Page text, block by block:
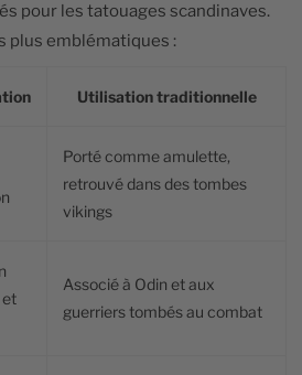
pour les tatouages scandinaves.
plus emblématiques :
Utilisation traditionnelle
Porté comme amulette,
retrouvé dans des tombes
vikings
et
Associé à Odin et aux
guerriers tombés au combat